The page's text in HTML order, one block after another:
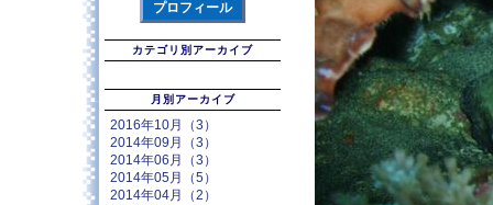
プロフィール
カテゴリ別アーカイブ
月別アーカイブ
2016年10月（3）
2014年09月（3）
2014年06月（3）
2014年05月（5）
2014年04月（2）